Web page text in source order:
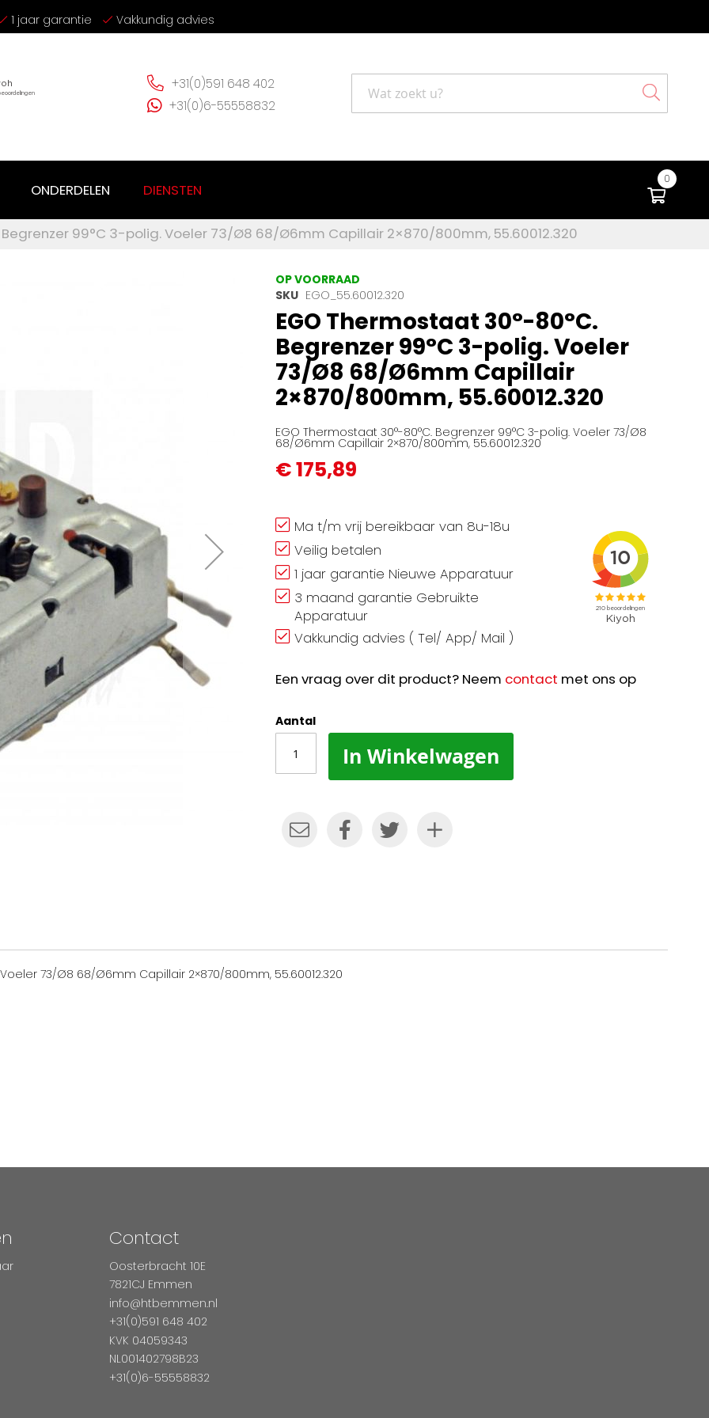
1 jaar garantie Vakkundig advies
+31(0)591 648 402
+31(0)6-55558832
Search
0
ONDERDELEN DIENSTEN
99°C 3-polig. Voeler 73/Ø8 68/Ø6mm Capillair 2×870/800mm, 55.60012.320
OP VOORRAAD
SKU EGO_55.60012.320
EGO Thermostaat 30°-80°C.
Begrenzer 99°C 3-polig. Voeler
73/Ø8 68/Ø6mm Capillair
2×870/800mm, 55.60012.320
EGO Thermostaat 30°-80°C. Begrenzer 99°C 3-polig. Voeler 73/Ø8
68/Ø6mm Capillair 2×870/800mm, 55.60012.320
€ 175,89
Ma t/m vrij bereikbaar van 8u-18u
Veilig betalen
1 jaar garantie Nieuwe Apparatuur
3 maand garantie Gebruikte
Apparatuur
Vakkundig advies ( Tel/ App/ Mail )
Een vraag over dit product? Neem contact met ons op
Aantal
In Winkelwagen
73/Ø8 68/Ø6mm Capillair 2×870/800mm, 55.60012.320
Contact
Oosterbracht 10E
7821CJ Emmen
info@htbemmen.nl
+31(0)591 648 402
KVK 04059343
NL001402798B23
+31(0)6-55558832